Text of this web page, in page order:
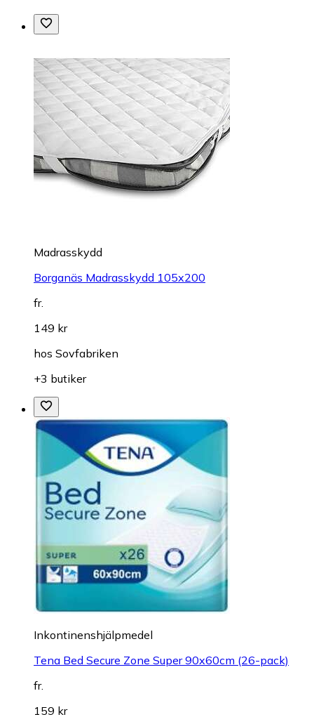
Madrasskydd
Borganäs Madrasskydd 105x200
fr.
149 kr
hos Sovfabriken
+3 butiker
Inkontinenshjälpmedel
Tena Bed Secure Zone Super 90x60cm (26-pack)
fr.
159 kr